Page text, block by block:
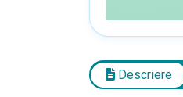
Descriere